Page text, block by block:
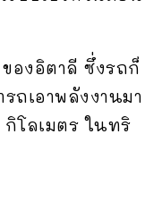
องอิตาลี ซึ่งรถก็
ถเอาพลังงานมา
กิโลเมตร ในทริ